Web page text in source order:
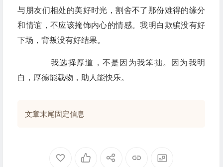
与朋友们相处的美好时光，割舍不了那份难得的缘分
和情谊，不应该掩饰内心的情感。我明白欺骗没有好
下场，背叛没有好结果。
我选择厚道，不是因为我笨拙。因为我明
白，厚德能载物，助人能快乐。
文章末尾固定信息